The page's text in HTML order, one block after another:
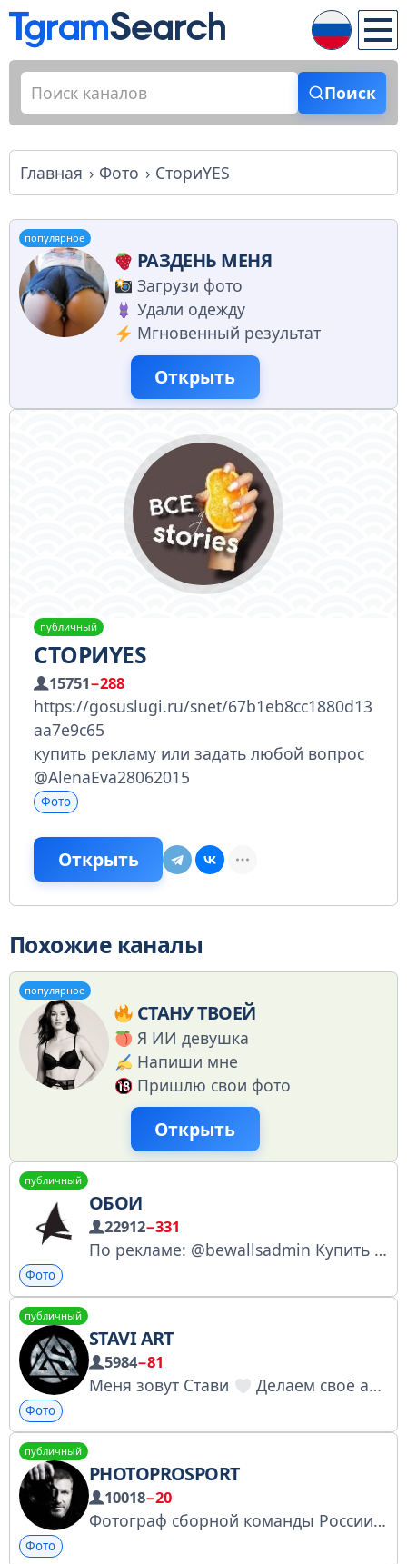
Поиск
Главная Фото СториYES
популярное
РАЗДЕНЬ МЕНЯ
Загрузи фото
Удали одежду
Мгновенный результат
Открыть
публичный
СТОРИYES
15751−288
https://gosuslugi.ru/snet/67b1eb8cc1880d13
aa7e9c65
купить рекламу или задать любой вопрос
@AlenaEva28062015
Фото
Открыть
Похожие каналы
популярное
СТАНУ ТВОЕЙ
Я ИИ девушка
Напиши мне
Пришлю свои фото
Открыть
публичный
ОБОИ
22912−331
По рекламе: @bewallsadmin Купить рекламу: https://telega.in/c/bewalls0 Реестр РКН: https://clck.ru/3LnQGE
Фото
публичный
STAVI ART
5984−81
Меня зовут Стави Делаем своё аниме #АнимаЛегендаоГерое
Фото
публичный
PHOTOPROSPORT
10018−20
Фотограф сборной команды России по Художественной Гимнастике Олег Наумов https://vk.ru/naumovoleg https://max.ru/photoprosport https://m.dzen.ru/id/623a05b3d5e17005a283001e
Фото